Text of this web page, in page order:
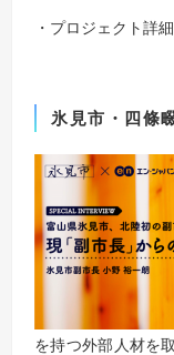
・プロジェクト詳細
氷見市・四條
を持つ外部人材を